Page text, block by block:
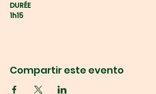
DURÉE
1h15
Compartir este evento